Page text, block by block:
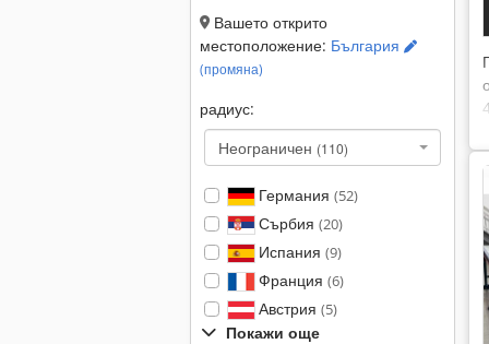
Вашето открито
местоположение: България
(промяна)
радиус:
Неограничен (110)
Германия (52)
Сърбия (20)
Испания (9)
Франция (6)
Австрия (5)
Покажи още